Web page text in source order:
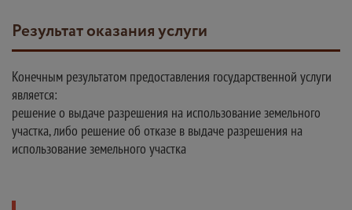
Результат оказания услуги
Конечным результатом предоставления государственной услуги
является:
решение о выдаче разрешения на использование земельного
участка, либо решение об отказе в выдаче разрешения на
использование земельного участка